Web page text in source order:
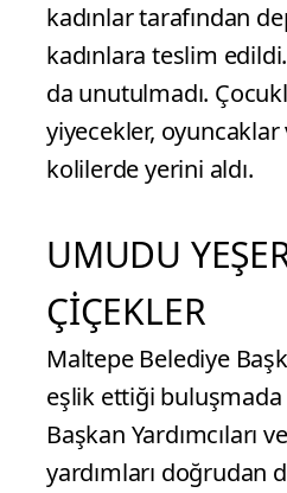
kadınlar tarafından
kadınlara teslim
da unutulmadı.
yiyecekler,
kolilerde yerini aldı.
UMUDU
ÇİÇEKLER
Maltepe Belediye
eşlik ettiği
Başkan Yardımcıları
yardımları doğrudan